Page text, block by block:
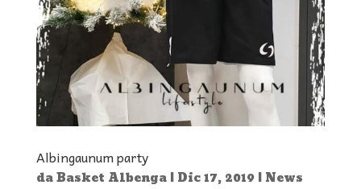
Albingaunum party
daBasket Albenga| Dic 17, 2019| News